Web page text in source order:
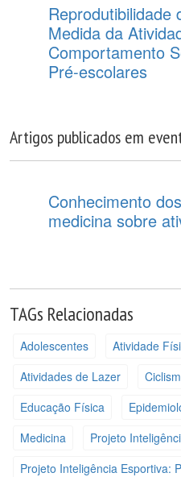
Reprodutibilidade
Medida da
Comportamento
Pré-escolares
Artigos publicados em
Conhecimento
medicina sobre
TAGs Relacionadas
Adolescentes Atividade
Atividades de Lazer
Educação Física
Medicina
Projeto
Projeto Inteligência Esportiva: